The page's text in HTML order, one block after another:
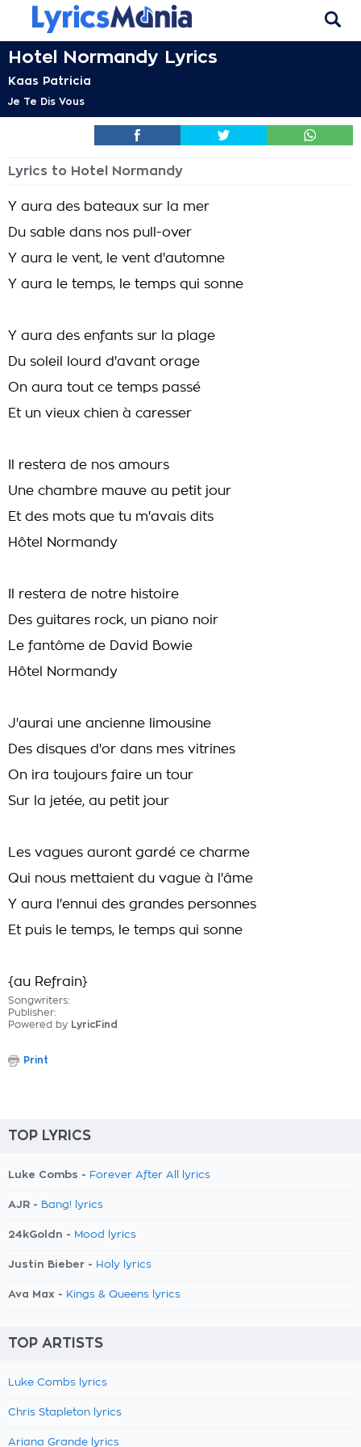
Hotel Normandy Lyrics
Kaas Patricia
Je Te Dis Vous
Lyrics to Hotel Normandy
Y aura des bateaux sur la mer
Du sable dans nos pull-over
Y aura le vent, le vent d'automne
Y aura le temps, le temps qui sonne
Y aura des enfants sur la plage
Du soleil lourd d'avant orage
On aura tout ce temps passé
Et un vieux chien à caresser
Il restera de nos amours
Une chambre mauve au petit jour
Et des mots que tu m'avais dits
Hôtel Normandy
Il restera de notre histoire
Des guitares rock, un piano noir
Le fantôme de David Bowie
Hôtel Normandy
J'aurai une ancienne limousine
Des disques d'or dans mes vitrines
On ira toujours faire un tour
Sur la jetée, au petit jour
Les vagues auront gardé ce charme
Qui nous mettaient du vague à l'âme
Y aura l'ennui des grandes personnes
Et puis le temps, le temps qui sonne
{au Refrain}
Songwriters:
Publisher:
Powered by LyricFind
Print
TOP LYRICS
Luke Combs - Forever After All lyrics
AJR - Bang! lyrics
24kGoldn - Mood lyrics
Justin Bieber - Holy lyrics
Ava Max - Kings & Queens lyrics
TOP ARTISTS
Luke Combs lyrics
Chris Stapleton lyrics
Ariana Grande lyrics